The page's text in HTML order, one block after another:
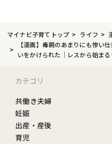
マイナビ子育てトップ ライフ
【漫画】毒親のあまりにも惨い
いをかけられた｜レスから始ま
カテゴリ
共働き夫婦
妊娠
出産・産後
育児